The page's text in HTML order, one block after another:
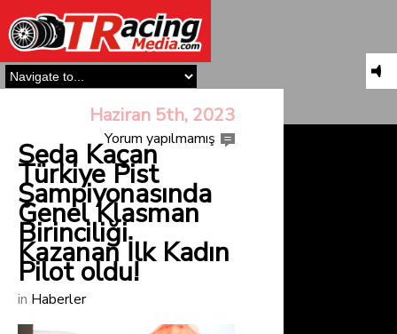
Haziran 5th, 2023
Yorum yapılmamış
Seda Kaçan
Türkiye Pist
Şampiyonasında
Genel Klasman
Birinciliği
Kazanan İlk Kadın
Pilot oldu!
in Haberler